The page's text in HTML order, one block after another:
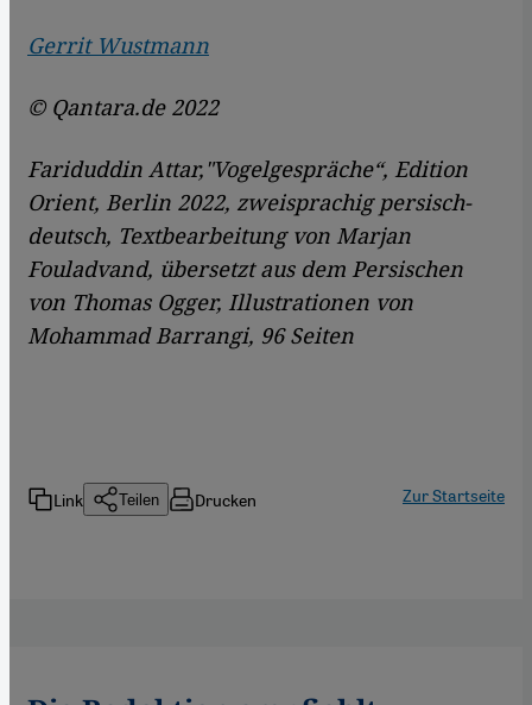
Gerrit Wustmann
© Qantara.de 2022
Fariduddin Attar,"Vogelgespräche“, Edition
Orient, Berlin 2022, zweisprachig persisch-
deutsch, Textbearbeitung von Marjan
Fouladvand, übersetzt aus dem Persischen
von Thomas Ogger, Illustrationen von
Mohammad Barrangi, 96 Seiten
Link Teilen Drucken Zur Startseite